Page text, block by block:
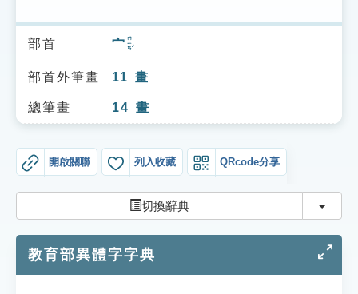
索引選單
知識索引
單字索引
遊戲專區
教學應用
貓頭鷹博士
部首 宀 ㄇㄧㄢˊ
部首外筆畫 11 畫
總筆畫 14 畫
開啟關聯 列入收藏 QRcode分享
切換辭典 切換
教育部異體字字典